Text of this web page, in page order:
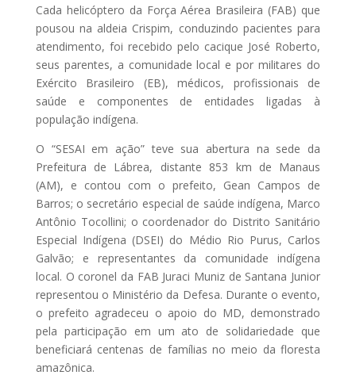
Cada helicóptero da Força Aérea Brasileira (FAB) que
pousou na aldeia Crispim, conduzindo pacientes para
atendimento, foi recebido pelo cacique José Roberto,
seus parentes, a comunidade local e por militares do
Exército Brasileiro (EB), médicos, profissionais de
saúde e componentes de entidades ligadas à
população indígena.
O “SESAI em ação” teve sua abertura na sede da
Prefeitura de Lábrea, distante 853 km de Manaus
(AM), e contou com o prefeito, Gean Campos de
Barros; o secretário especial de saúde indígena, Marco
Antônio Tocollini; o coordenador do Distrito Sanitário
Especial Indígena (DSEI) do Médio Rio Purus, Carlos
Galvão; e representantes da comunidade indígena
local. O coronel da FAB Juraci Muniz de Santana Junior
representou o Ministério da Defesa. Durante o evento,
o prefeito agradeceu o apoio do MD, demonstrado
pela participação em um ato de solidariedade que
beneficiará centenas de famílias no meio da floresta
amazônica.